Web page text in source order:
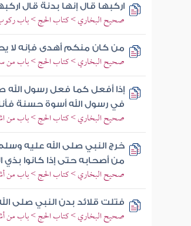
اركبها قال إنها بدنة قال
صحيح البخاري > كتاب الحج > باب
من كان منكم أهدى فإنه
صحيح البخاري > كتاب الحج > باب من
إذا أفعل كما فعل رسول الله
في رسول الله أسوة حسنة
صحيح البخاري > كتاب الحج > باب من
خرج النبي صلى الله عليه
من أصحابه حتى إذا كانوا
صحيح البخاري > كتاب الحج > باب من
فتلت قلائد بدن النبي صلى
صحيح البخاري > كتاب الحج > باب من